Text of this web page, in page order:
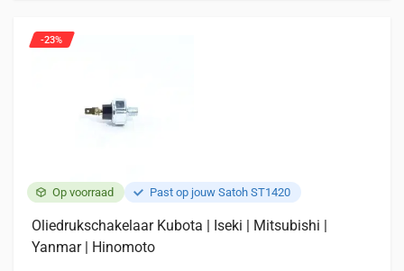
Op voorraad Past op jouw Satoh ST1420
-23%
Oliedrukschakelaar Kubota | Iseki | Mitsubishi |
Yanmar | Hinomoto